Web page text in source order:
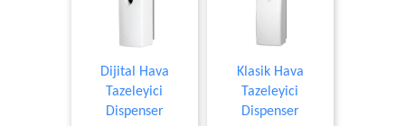
Dijital Hava
Tazeleyici
Dispenser
Klasik Hava
Tazeleyici
Dispenser